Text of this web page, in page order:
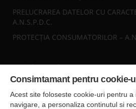
PRELUCRAREA DATELOR CU
A.N.S.P.D.C.
PROTECȚIA CONSUMATORILOR –
Sediul central
Falticeni ( Autogara Romfour )
str. Plutonier Ghiniţă nr.8, Fălticeni,
0040374557200
Consimtamant pentru cookie-
Acest site foloseste cookie-uri pentru
navigare, a personaliza continutul si